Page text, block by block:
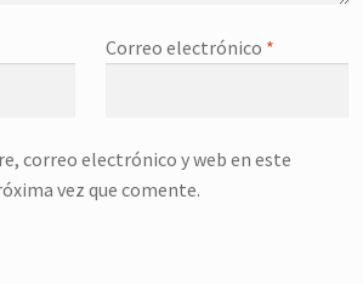
Correo electrónico *
correo electrónico y web en este
vez que comente.